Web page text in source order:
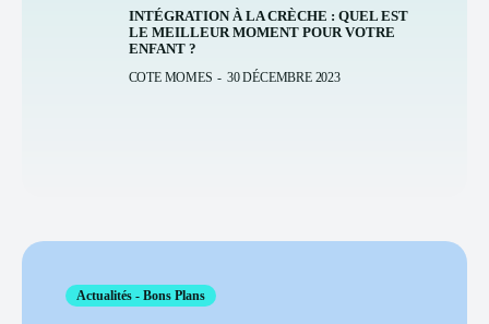
INTÉGRATION À LA CRÈCHE : QUEL EST
LE MEILLEUR MOMENT POUR VOTRE
ENFANT ?
COTE MOMES - 30 DÉCEMBRE 2023
Actualités - Bons Plans